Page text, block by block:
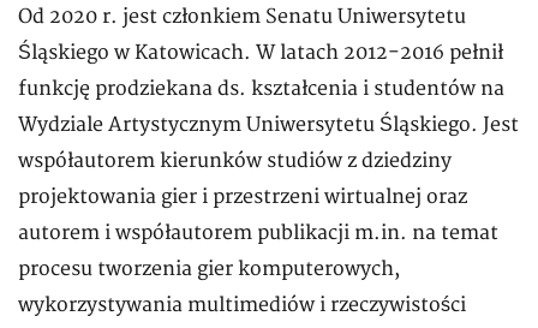
Od 2020 r. jest członkiem Senatu Uniwersytetu
Śląskiego w Katowicach. W latach 2012-2016 pełnił
funkcję prodziekana ds. kształcenia i studentów na
Wydziale Artystycznym Uniwersytetu Śląskiego. Jest
współautorem kierunków studiów z dziedziny
projektowania gier i przestrzeni wirtualnej oraz
autorem i współautorem publikacji m.in. na temat
procesu tworzenia gier komputerowych,
wykorzystywania multimediów i rzeczywistości